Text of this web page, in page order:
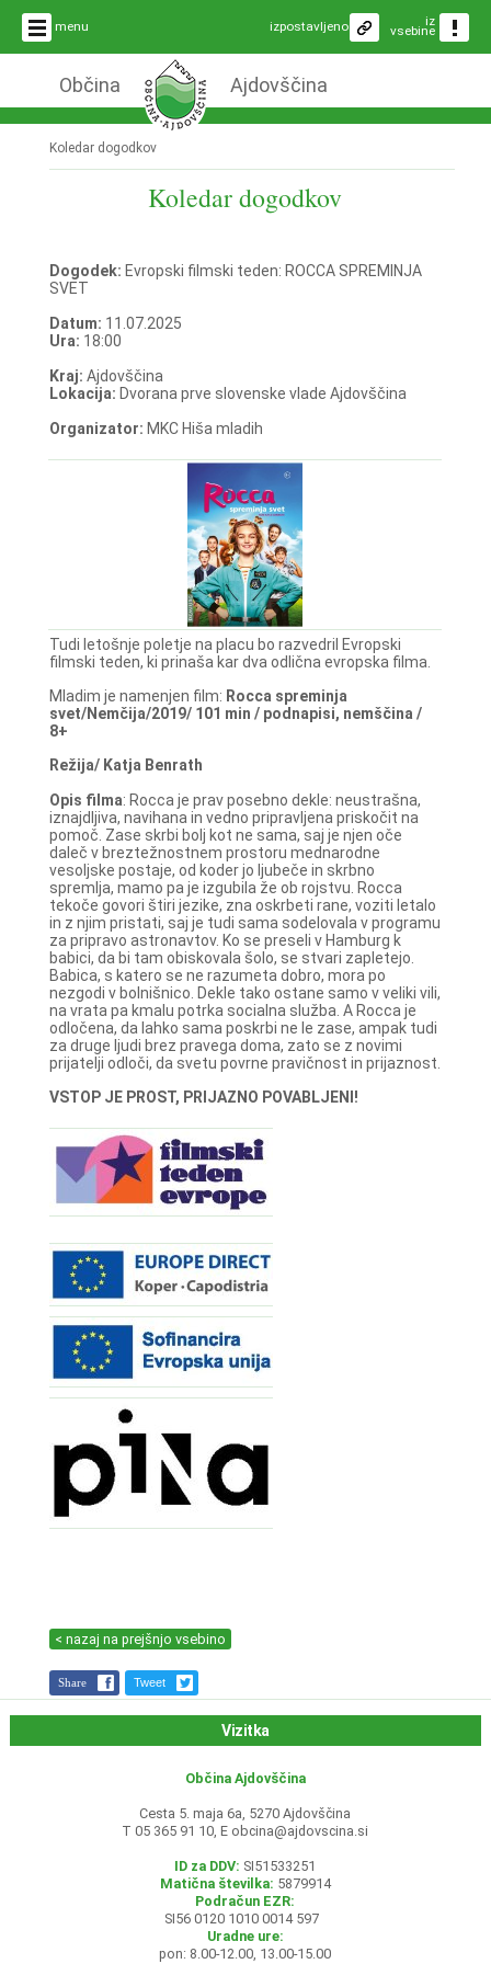
menu iz
vsebine
izpostavljeno
Občina Ajdovščina
Koledar dogodkov
Koledar dogodkov
Dogodek: Evropski filmski teden: ROCCA SPREMINJA
SVET
Datum: 11.07.2025
Ura: 18:00
Kraj: Ajdovščina
Lokacija: Dvorana prve slovenske vlade Ajdovščina
Organizator: MKC Hiša mladih
Tudi letošnje poletje na placu bo razvedril Evropski
filmski teden, ki prinaša kar dva odlična evropska filma.
Mladim je namenjen film: Rocca spreminja
svet/Nemčija/2019/ 101 min / podnapisi, nemščina /
8+
Režija/ Katja Benrath
Opis filma: Rocca je prav posebno dekle: neustrašna,
iznajdljiva, navihana in vedno pripravljena priskočit na
pomoč. Zase skrbi bolj kot ne sama, saj je njen oče
daleč v breztežnostnem prostoru mednarodne
vesoljske postaje, od koder jo ljubeče in skrbno
spremlja, mamo pa je izgubila že ob rojstvu. Rocca
tekoče govori štiri jezike, zna oskrbeti rane, voziti letalo
in z njim pristati, saj je tudi sama sodelovala v programu
za pripravo astronavtov. Ko se preseli v Hamburg k
babici, da bi tam obiskovala šolo, se stvari zapletejo.
Babica, s katero se ne razumeta dobro, mora po
nezgodi v bolnišnico. Dekle tako ostane samo v veliki vili,
na vrata pa kmalu potrka socialna služba. A Rocca je
odločena, da lahko sama poskrbi ne le zase, ampak tudi
za druge ljudi brez pravega doma, zato se z novimi
prijatelji odloči, da svetu povrne pravičnost in prijaznost.
VSTOP JE PROST, PRIJAZNO POVABLJENI!
< nazaj na prejšnjo vsebino
Share Tweet
Vizitka
Občina Ajdovščina
Cesta 5. maja 6a, 5270 Ajdovščina
T 05 365 91 10, E obcina@ajdovscina.si
ID za DDV: SI51533251
Matična številka: 5879914
Podračun EZR:
SI56 0120 1010 0014 597
Uradne ure:
pon: 8.00-12.00, 13.00-15.00